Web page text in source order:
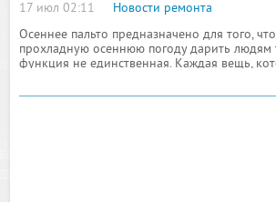
17 июл 02:11
Новости ремонта
Осеннее пальто предназначено для того,
прохладную осеннюю погоду дарить людям
функция не единственная. Каждая вещь,